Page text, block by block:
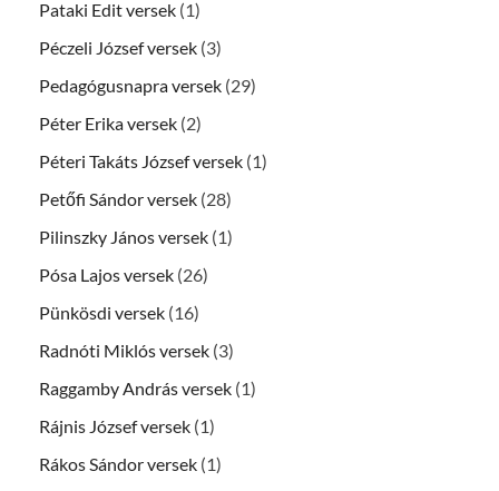
Pataki Edit versek (1)
Péczeli József versek (3)
Pedagógusnapra versek (29)
Péter Erika versek (2)
Péteri Takáts József versek (1)
Petőfi Sándor versek (28)
Pilinszky János versek (1)
Pósa Lajos versek (26)
Pünkösdi versek (16)
Radnóti Miklós versek (3)
Raggamby András versek (1)
Rájnis József versek (1)
Rákos Sándor versek (1)